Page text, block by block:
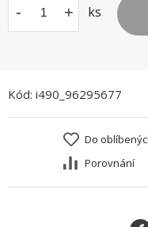
- + ks
Kód: i490_96295677
Do
Porovnání